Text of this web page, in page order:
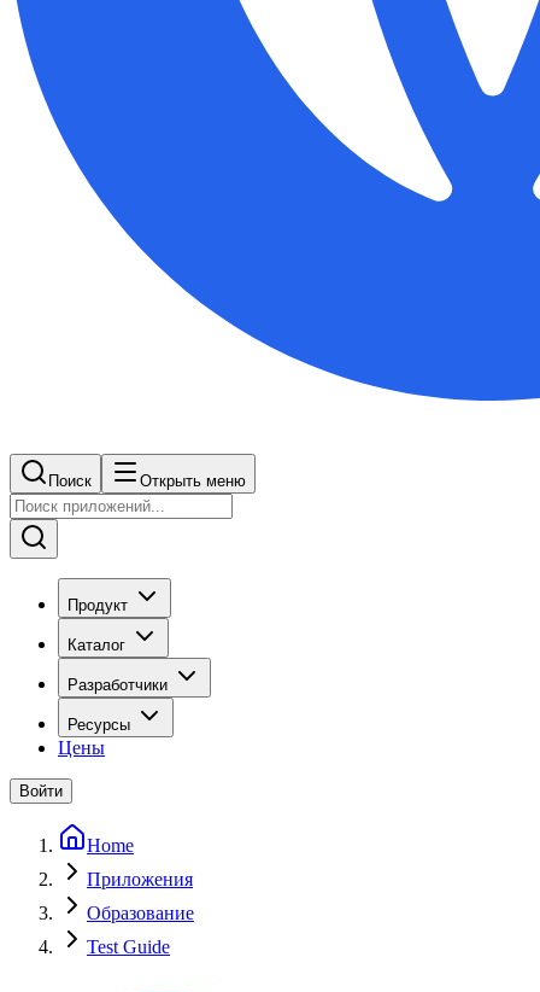
Поиск Открыть меню
Продукт
Каталог
Разработчики
Ресурсы
Цены
Войти
Home
Приложения
Образование
Test Guide